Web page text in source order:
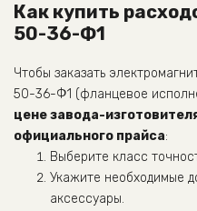
Как купить
50-36-Ф1
Чтобы заказать
50-36-Ф1 (фланцевое
цене завода-
официального прайса:
Выберите класс
Укажите необходимые
аксессуары.